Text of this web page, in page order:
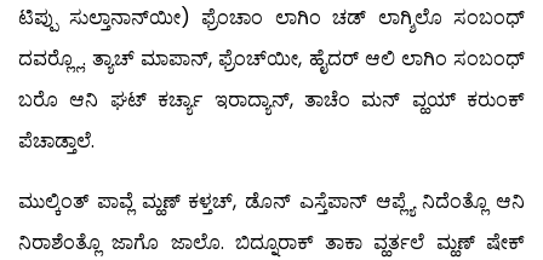
ಟಿಪ್ಪು ಸುಲ್ತಾನಾನ್‍ಯೀ) ಫ್ರೆಂಚಾಂ ಲಾಗಿಂ ಚಡ್ ಲಾಗ್ಶಿಲೊ ಸಂಬಂಧ್
ದವರ್‍ಲ್ಲೊ. ತ್ಯಾಚ್ ಮಾಪಾನ್, ಫ್ರೆಂಚ್‍ಯೀ, ಹೈದರ್ ಆಲಿ ಲಾಗಿಂ ಸಂಬಂಧ್
ಬರೊ ಆನಿ ಘಟ್ ಕರ್ಚ್ಯಾ ಇರಾದ್ಯಾನ್, ತಾಚೆಂ ಮನ್ ವ್ಹಯ್ ಕರುಂಕ್
ಪೆಚಾಡ್ತಾಲೆ.
ಮುಲ್ಕಿಂತ್ ಪಾವ್ಲೆ ಮ್ಹಣ್ ಕಳ್ತಚ್, ಡೊನ್ ಎಸ್ತೆಪಾನ್ ಆಪ್ಲ್ಯೆ ನಿದೆಂತ್ಲೊ ಆನಿ
ನಿರಾಶೆಂತ್ಲೊ ಜಾಗೊ ಜಾಲೊ. ಬಿದ್ನೂರಾಕ್ ತಾಕಾ ವ್ಹರ್ತಲೆ ಮ್ಹಣ್ ಷೇಕ್